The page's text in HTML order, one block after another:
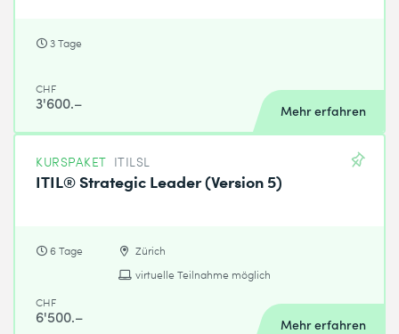
3 Tage
CHF
3'600.– Mehr erfahren
KURSPAKET ITILSL
ITIL® Strategic Leader (Version 5)
6 Tage
Zürich
virtuelle Teilnahme möglich
CHF
6'500.– Mehr erfahren